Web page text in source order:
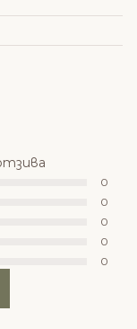
0
0
0
0
0